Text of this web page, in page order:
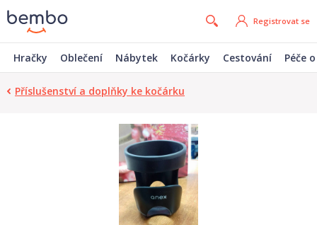
Registrovat se
Hračky Oblečení Nábytek Kočárky Cestování Péče
Příslušenství a doplňky ke kočárku